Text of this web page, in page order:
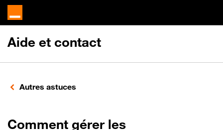
Aide et contact
Autres astuces
Comment gérer les